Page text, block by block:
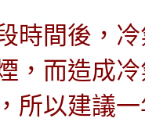
時間後，
，而造成
所以建議